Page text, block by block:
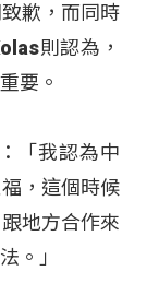
歉，而同時
則認為，
要。
「我認為中
，這個時候
地方合作來
。」